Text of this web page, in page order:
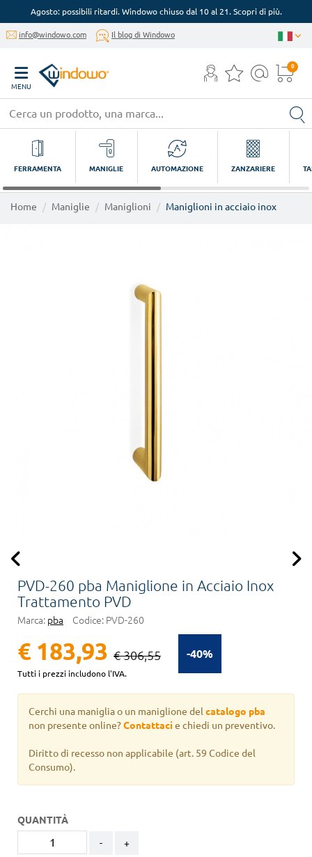
Agosto: possibili ritardi. Windowo chiuso dal 10 al 21. Scopri di più.
info@windowo.com Il blog di Windowo
MENU
0
FERRAMENTA MANIGLIE AUTOMAZIONE ZANZARIERE
Home Maniglie Maniglioni Maniglioni in acciaio inox
PVD-260 pba Maniglione in Acciaio Inox
Trattamento PVD
Marca: pba Codice: PVD-260
-40%
€ 183,93 € 306,55
Tutti i prezzi includono l'IVA.
Cerchi una maniglia o un maniglione del catalogo pba
non presente online?Contattacie chiedi un preventivo.
Diritto di recesso non applicabile (art. 59 Codice del
Consumo).
QUANTITÀ
- +